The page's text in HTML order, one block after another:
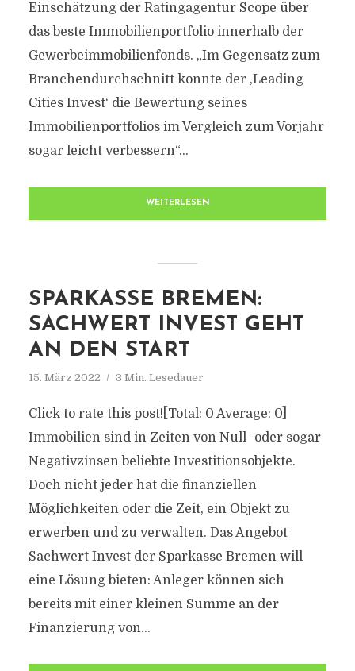
Einschätzung der Ratingagentur Scope über
das beste Immobilienportfolio innerhalb der
Gewerbeimmobilienfonds. „Im Gegensatz zum
Branchendurchschnitt konnte der ,Leading
Cities Invest‘ die Bewertung seines
Immobilienportfolios im Vergleich zum Vorjahr
sogar leicht verbessern“...
WEITERLESEN
SPARKASSE BREMEN:
SACHWERT INVEST GEHT
AN DEN START
15. März 2022 3 Min. Lesedauer
Click to rate this post![Total: 0 Average: 0]
Immobilien sind in Zeiten von Null- oder sogar
Negativzinsen beliebte Investitionsobjekte.
Doch nicht jeder hat die finanziellen
Möglichkeiten oder die Zeit, ein Objekt zu
erwerben und zu verwalten. Das Angebot
Sachwert Invest der Sparkasse Bremen will
eine Lösung bieten: Anleger können sich
bereits mit einer kleinen Summe an der
Finanzierung von...